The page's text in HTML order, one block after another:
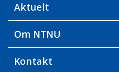
Aktuelt
Om NTNU
Kontakt